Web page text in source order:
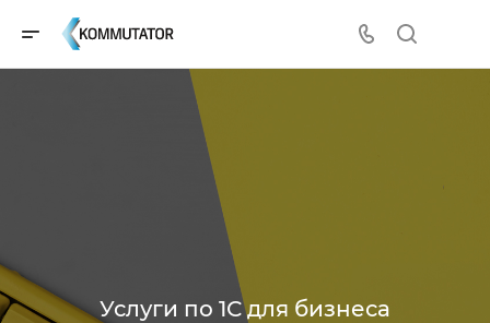
Услуги по 1С для бизнеса